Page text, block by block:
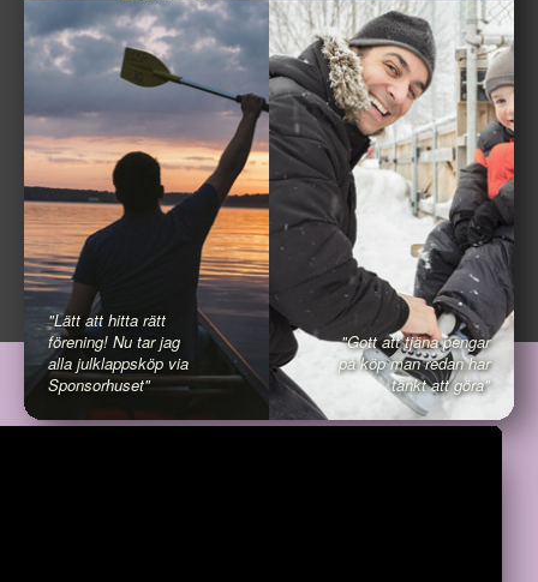
"Lätt att hitta rätt
förening! Nu tar jag
alla julklappsköp via
Sponsorhuset"
"Gott att tjäna pengar
på köp man redan har
tänkt att göra"